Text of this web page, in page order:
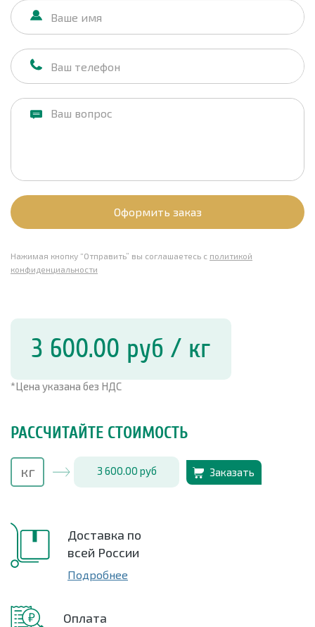
Оформить заказ
Нажимая кнопку “Отправить” вы соглашаетесь с политикой
конфиденциальности
3 600.00 руб / кг
*Цена указана без НДС
РАССЧИТАЙТЕ СТОИМОСТЬ
3 600.00 руб Заказать
Доставка по
всей России
Подробнее
Оплата